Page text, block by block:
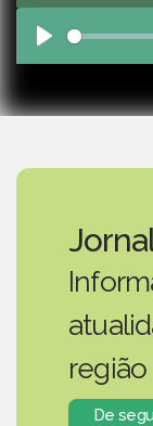
Play
região
De